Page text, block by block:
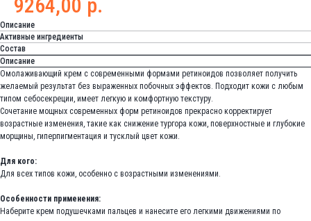
9264,00 р.
Описание
Активные ингредиенты
Состав
Описание
Омолаживающий крем с современными формами ретиноидов позволяет получить
желаемый результат без выраженных побочных эффектов. Подходит кожи с любым
типом себосекреции, имеет легкую и комфортную текстуру.
Сочетание мощных современных форм ретиноидов прекрасно корректирует
возрастные изменения, такие как снижение тургора кожи, поверхностные и глубокие
морщины, гиперпигментация и тусклый цвет кожи.
Для кого:
Для всех типов кожи, особенно с возрастными изменениями.
Особенности применения:
Наберите крем подушечками пальцев и нанесите его легкими движениями по